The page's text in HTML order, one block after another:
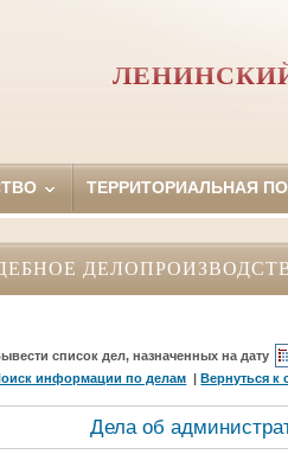
ТЕРРИТОРИАЛЬНАЯ
список дел, назначенных на дату
информации по делам |Вернуться к
Дела об